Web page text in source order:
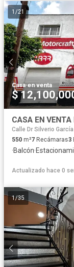
1 /21
Casa·en venta
$
CASA EN
Calle Dr Silverio García
550 m²7 Recámaras3
·Balcón·
Actualizado hace 0
1/35